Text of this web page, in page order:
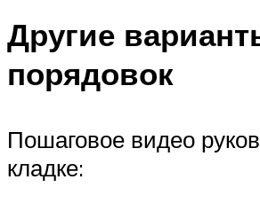
Другие
порядовок
Пошаговое видео
кладке: